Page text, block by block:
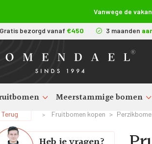
Vanwege de
Meerstammige bomen
Gratis bezorgd vanaf €450 3 maanden
Terug > Fruitbomen kopen >